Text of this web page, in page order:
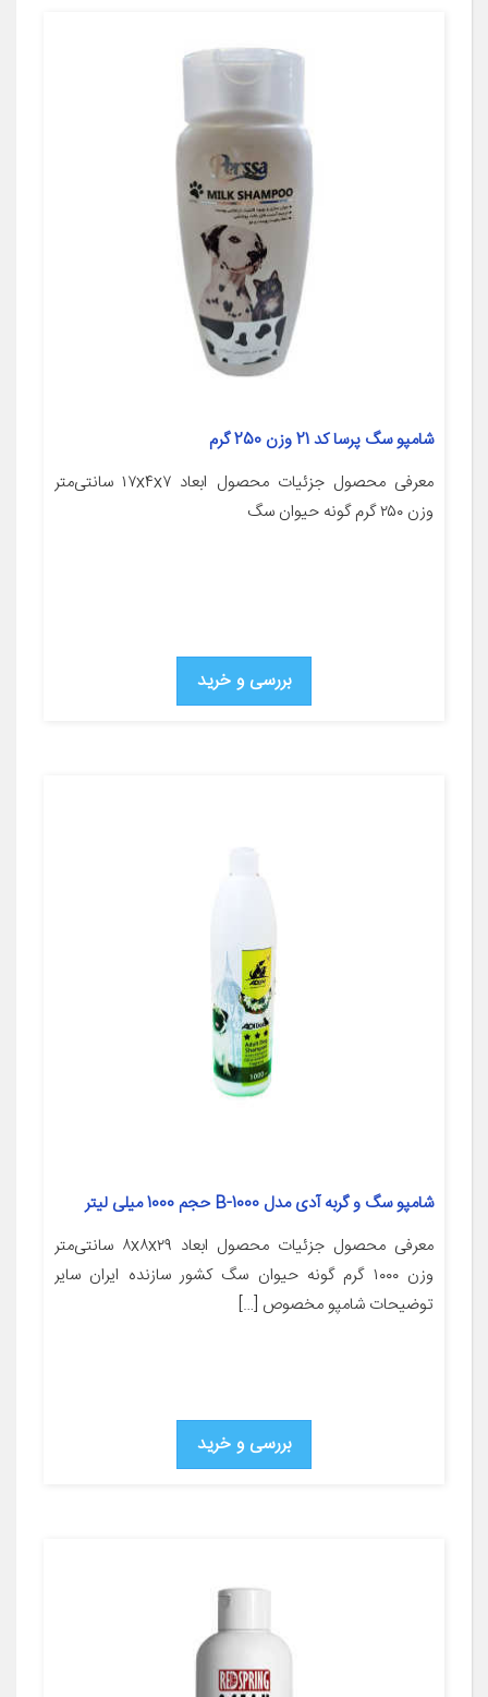
شامپو سگ پرسا کد 21 وزن 250 گرم
معرفی محصول جزئیات محصول ابعاد ۱۷x۴x۷ سانتی‌متر
وزن ۲۵۰ گرم گونه حیوان سگ
بررسی و خرید
شامپو سگ و گربه آدی مدل B-1000 حجم 1000 میلی لیتر
معرفی محصول جزئیات محصول ابعاد ۸x۸x۲۹ سانتی‌متر
وزن ۱۰۰۰ گرم گونه حیوان سگ کشور سازنده ایران سایر
توضیحات شامپو مخصوص […]
بررسی و خرید